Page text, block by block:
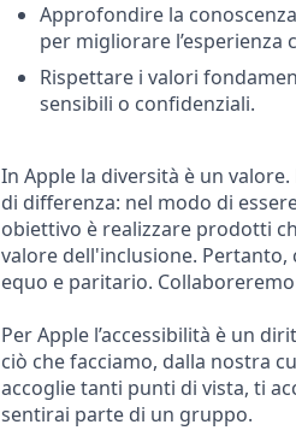
Approfondire la
per migliorare l’esperienza
Rispettare i valori
sensibili o confidenziali.
In Apple la diversità è un
di differenza: nel modo di
obiettivo è realizzare prodotti
valore dell'inclusione.
equo e paritario.
Per Apple l’accessibilità è un
ciò che facciamo, dalla nostra
accoglie tanti punti di vista, ti
sentirai parte di un gruppo.